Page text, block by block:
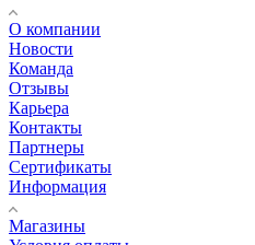
О компании
Новости
Команда
Отзывы
Карьера
Контакты
Партнеры
Сертификаты
Информация
Магазины